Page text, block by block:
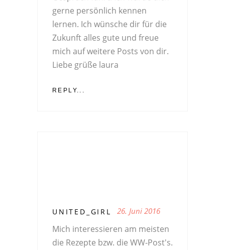
gerne persönlich kennen
lernen. Ich wünsche dir für die
Zukunft alles gute und freue
mich auf weitere Posts von dir.
Liebe grüße laura
REPLY...
UNITED_GIRL 26. Juni 2016
Mich interessieren am meisten
die Rezepte bzw. die WW-Post's.